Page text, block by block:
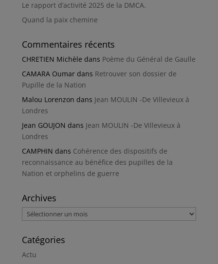
Le rapport d’activité 2025 de la DMCA.
Quand la paix chemine
Commentaires récents
CHRETIEN Michèle dans Poème du Général de Gaulle
CAMARA Oumardans Retrouver son dossier de
Pupille de la Nation
Malou Lorenzon dans Jean MOULIN -De Villevieux à
Londres
Jean GOUJON dans Jean MOULIN -De Villevieux à
Londres
CAMPHIN dans Cohérence des dispositifs de
reconnaissance au bénéfice des pupilles de la
Nation et orphelins de guerre
Archives
Archives
Catégories
Actu